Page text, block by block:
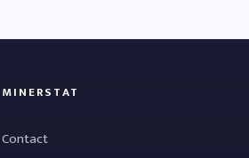
MINERSTAT
Contact